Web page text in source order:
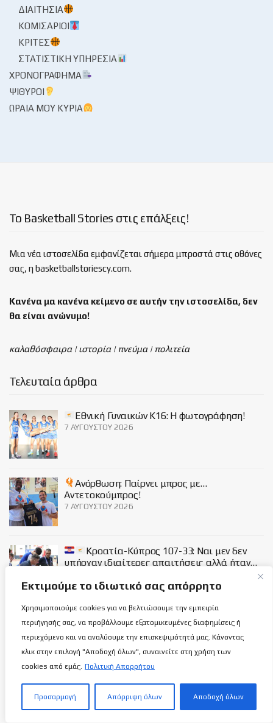
Εκτιμούμε το ιδιωτικό σας απόρρητο
Χρησιμοποιούμε cookies για να βελτιώσουμε την εμπειρία
περιήγησής σας, να προβάλλουμε εξατομικευμένες διαφημίσεις ή
περιεχόμενο και να αναλύουμε την επισκεψιμότητά μας. Κάνοντας
κλικ στην επιλογή "Αποδοχή όλων", συναινείτε στη χρήση των
cookies από εμάς. Πολιτική Απορρήτου
Προσαρμογή Απόρριψη όλων Αποδοχή όλων
ΔΙΑΙΤΗΣΊΑ
ΚΟΜΙΣΆΡΙΟΙ
ΚΡΙΤΈΣ
ΣΤΑΤΙΣΤΙΚΉ ΥΠΗΡΕΣΊΑ
ΧΡΟΝΟΓΡΆΦΗΜΑ
ΨΊΘΥΡΟΙ
ΩΡΑΊΑ ΜΟΥ ΚΥΡΊΑ
Το Basketball Stories στις επάλξεις!
Μια νέα ιστοσελίδα εμφανίζεται σήμερα μπροστά στις οθόνες
σας, η basketballstoriescy.com.
Κανένα μα κανένα κείμενο σε αυτήν την ιστοσελίδα, δεν
θα είναι ανώνυμο!
καλαθόσφαιρα | ιστορία | πνεύμα | πολιτεία
Τελευταία άρθρα
Εθνική Γυναικών Κ16: Η φωτογράφηση!
7 ΑΥΓΟΎΣΤΟΥ 2026
Ανόρθωση: Παίρνει μπρος με…
Αντετοκούμπρος!
7 ΑΥΓΟΎΣΤΟΥ 2026
Κροατία-Κύπρος 107-33: Ναι μεν δεν
υπήρχαν ιδιαίτερες απαιτήσεις αλλά ήταν…
7 ΑΥΓΟΎΣΤΟΥ 2026
Social
Σχετικά με εμάς